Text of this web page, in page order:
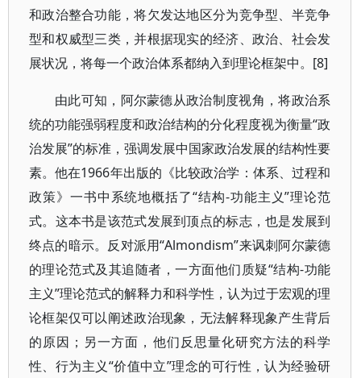
和政治整合功能，将欠发达地区分为竞争型、半竞争
型和权威型三类，并根据现实的经济、政治、社会发
展状况，将每一个政治体系都纳入到理论框架中。[8]
由此可知，阿尔蒙德从政治制度视角，将政治系
统的功能强弱程度和政治结构的分化程度视为衡量“政
治发展”的标准，强调发展中国家政治发展的结构性要
素。他在1966年出版的《比较政治学：体系、过程和
政策》一书中系统地概括了“结构-功能主义”理论范
式。这本书是该范式发展到顶点的标志，也是发展到
终点的暗示。反对派用“Almondism”来讽刺阿尔蒙德
的理论范式及其追随者，一方面他们质疑“结构-功能
主义”理论范式的解释力和科学性，认为过于宏观的理
论框架仅可以阐述政治现象，无法解释现象产生背后
的原因；另一方面，他们反思量化研究方法的科学
性、行为主义“价值中立”理念的可行性，认为经验研